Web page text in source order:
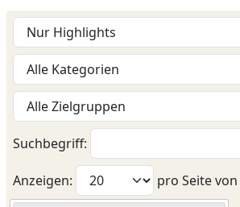
Suchbegriff:
Anzeigen: pro Seite von